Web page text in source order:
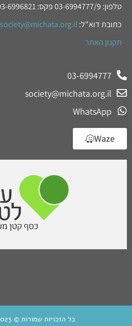
טלפון: 03-6994777/9 פקס: 03-6996821
כתובת דוא"ל: society@michata.org.il
תקנון האתר
03-6994777
society@michata.org.il
WhatsApp
Waze
כל הזכויות שמורות © 2023 - בית מיחא